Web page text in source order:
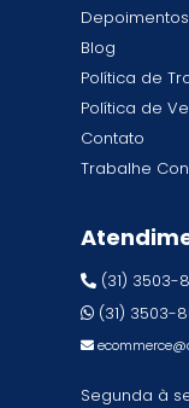
Blog
Política de
Política de
Contato
Trabalhe
(31) 3503-
(31) 3503-
Segunda à